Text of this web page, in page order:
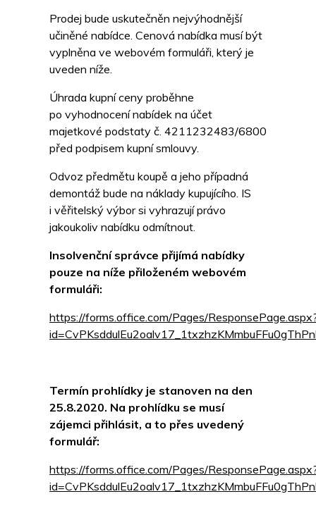
Prodej bude uskutečněn nejvýhodnější
učiněné nabídce. Cenová nabídka musí být
vyplněna ve webovém formuláři, který je
uveden níže.
Úhrada kupní ceny proběhne
po vyhodnocení nabídek na účet
majetkové podstaty č. 4211232483/6800
před podpisem kupní smlouvy.
Odvoz předmětu koupě a jeho případná
demontáž bude na náklady kupujícího. IS
i věřitelský výbor si vyhrazují právo
jakoukoliv nabídku odmítnout.
Insolvenční správce přijímá nabídky
pouze na níže přiloženém webovém
formuláři:
https://forms.office.com/Pages/
Termín prohlídky je stanoven na den
25.8.2020. Na prohlídku se musí
zájemci přihlásit, a to přes uvedený
formulář:
https://forms.office.com/Pages/